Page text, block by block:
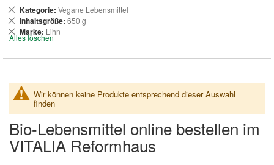
Wir können keine Produkte entsprechend dieser Auswahl
finden
Bio-Lebensmittel online bestellen im
VITALIA Reformhaus
Kategorie Vegane Lebensmittel
Dies
entfernen
Inhaltsgröße 650 g
Dies
entfernen
Marke Lihn
Dies
entfernen
Alles löschen